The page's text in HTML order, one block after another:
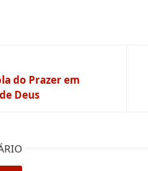
do Prazer em
Deus